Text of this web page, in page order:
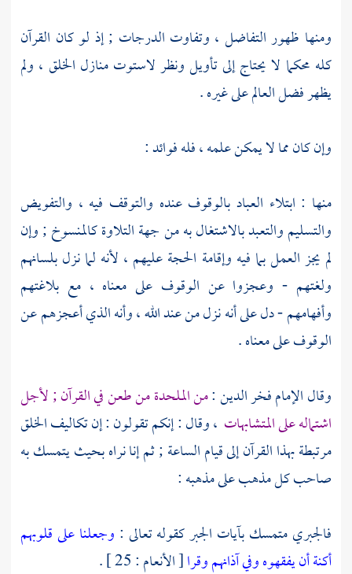
ومنها ظهور التفاضل ، وتفاوت الدرجات ; إذ لو كان القرآن
كله محكما لا يحتاج إلى تأويل ونظر لاستوت منازل الخلق ، ولم
يظهر فضل العالم على غيره .
وإن كان مما لا يمكن علمه ، فله فوائد :
منها : ابتلاء العباد بالوقوف عنده والتوقف فيه ، والتفويض
والتسليم والتعبد بالاشتغال به من جهة التلاوة كالمنسوخ ; وإن
لم يجز العمل بما فيه وإقامة الحجة عليهم ، لأنه لما نزل بلسانهم
ولغتهم - وعجزوا عن الوقوف على معناه ، مع بلاغتهم
وأفهامهم - دل على أنه نزل من عند الله ، وأنه الذي أعجزهم عن
الوقوف على معناه .
وقالالإمام فخر الدين:من الملحدة من طعن في القرآن ; لأجل
اشتماله على المتشابهات ، وقال : إنكم تقولون : إن تكاليف الخلق
مرتبطة بهذا القرآن إلى قيام الساعة ; ثم إنا نراه بحيث يتمسك به
صاحب كل مذهب على مذهبه :
فالجبريمتمسك بآيات الجبر كقوله تعالى : وجعلنا على قلوبهم
أكنة أن يفقهوه وفي آذانهم وقرا[ الأنعام : 25 ] .